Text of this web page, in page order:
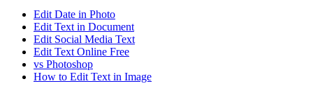
Edit Date in Photo
Edit Text in Document
Edit Social Media Text
Edit Text Online Free
vs Photoshop
How to Edit Text in Image